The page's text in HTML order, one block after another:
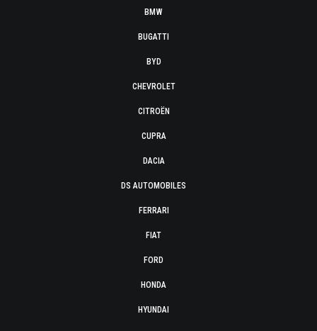
BMW
BUGATTI
BYD
CHEVROLET
CITROËN
CUPRA
DACIA
DS AUTOMOBILES
FERRARI
FIAT
FORD
HONDA
HYUNDAI